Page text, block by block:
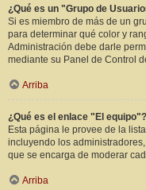
¿Qué es un "Grupo de
Si es miembro de más de un
para determinar qué color y
Administración debe darle
mediante su Panel de Control
Arriba
¿Qué es el enlace "El equipo"?
Esta página le provee de la
incluyendo los
que se encarga de moderar
Arriba